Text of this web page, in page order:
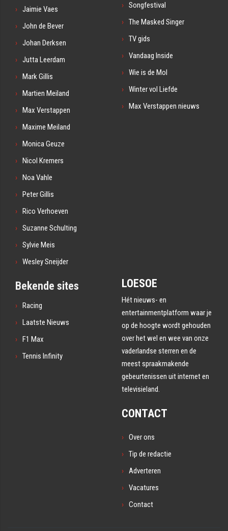
Jaimie Vaes
John de Bever
Johan Derksen
Jutta Leerdam
Mark Gillis
Martien Meiland
Max Verstappen
Maxime Meiland
Monica Geuze
Nicol Kremers
Noa Vahle
Peter Gillis
Rico Verhoeven
Suzanne Schulting
Sylvie Meis
Wesley Sneijder
Songfestival
The Masked Singer
TV gids
Vandaag Inside
Wie is de Mol
Winter vol Liefde
Max Verstappen nieuws
Bekende sites
Racing
Laatste Nieuws
F1 Max
Tennis Infinity
LOESOE
Hét nieuws- en
entertainmentplatform waar je
op de hoogte wordt gehouden
over het wel en wee van onze
vaderlandse sterren en de
meest spraakmakende
gebeurtenissen uit internet en
televisieland.
CONTACT
Over ons
Tip de redactie
Adverteren
Vacatures
Contact